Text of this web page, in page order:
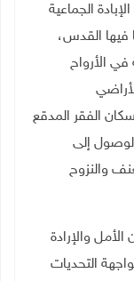
الجماعية
فيها القدس،
في الأرواح
الفقر المدقع
إلى
والنزوح
والإرادة
التحديات